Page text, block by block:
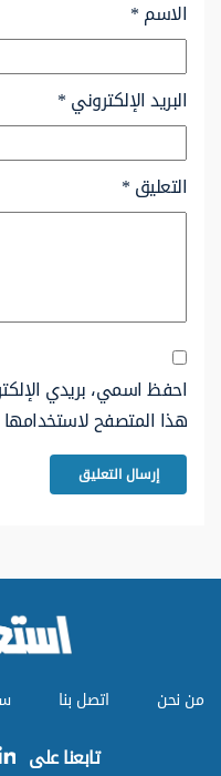
الاسم*
البريد الإلكتروني*
التعليق*
احفظ اسمي، بريدي
هذا المتصفح
من نحن اتصل بنا
تابعنا على